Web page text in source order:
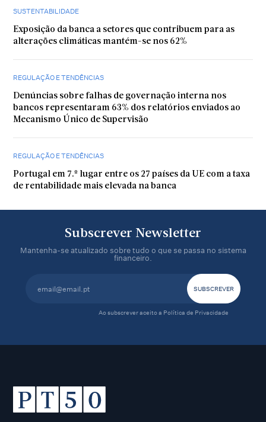
SUSTENTABILIDADE
Exposição da banca a setores que contribuem para as
alterações climáticas mantém-se nos 62%
REGULAÇÃO E TENDÊNCIAS
Denúncias sobre falhas de governação interna nos
bancos representaram 63% dos relatórios enviados ao
Mecanismo Único de Supervisão
REGULAÇÃO E TENDÊNCIAS
Portugal em 7.º lugar entre os 27 países da UE com a taxa
de rentabilidade mais elevada na banca
Subscrever Newsletter
Mantenha-se atualizado sobre tudo o que se passa no sistema
financeiro.
Ao subscrever aceito a Política de Privacidade